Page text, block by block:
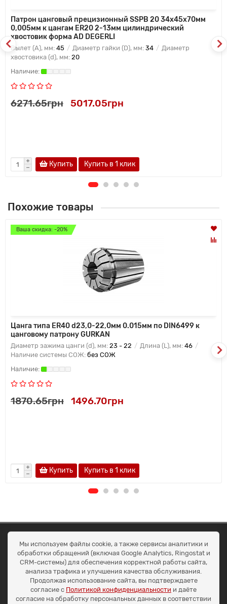
Патрон цанговый прецизионный SSPB 20 34x45x70мм
0,005мм к цангам ER20 2-13мм цилиндрический
хвостовик форма AD DEGERLI
Вылет (A), мм: 45 Диаметр гайки (D), мм: 34
Диаметр
хвостовика (d), мм: 20
6271.65грн 5017.05грн
Купить Купить в 1 клик
Похожие товары
Ваша скидка: -20%
Цанга типа ER40 d23,0-22,0мм 0.015мм по DIN6499 к
цанговому патрону GURKAN
Диаметр зажима цанги (d), мм: 23 - 22 Длина (L), мм: 46
Наличие системы СОЖ: без СОЖ
1870.65грн 1496.70грн
Купить Купить в 1 клик
ОКЕАН ТРЕЙД
Договір публичної оферти
Доставка та оплата
Наші контакти
Умови повернення
+38 (099) 452-20-02
+38 (098) 492-20-02
Мы используем файлы cookie, а также сервисы аналитики и
обработки обращений (включая Google Analytics, Ringostat и
CRM-системы) для обеспечения корректной работы сайта,
анализа трафика и улучшения качества обслуживания.
Продолжая использование сайта, вы подтверждаете
согласие с Политикой конфиденциальности и даёте
согласие на обработку персональных данных в соответствии